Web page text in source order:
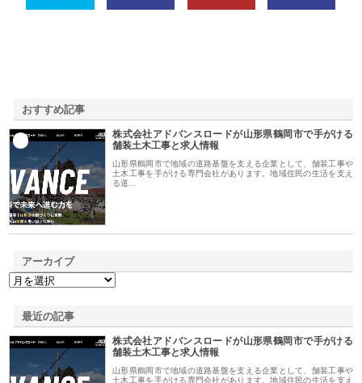
おすすめ記事
株式会社アドバンスロードが山形県鶴岡市で手がける
舗装土木工事と求人情報
山形県鶴岡市で地域の道路基盤を支える企業として、舗装工事や
土木工事を手がける専門会社があります。地域住民の生活を支え
る道…
アーカイブ
最近の記事
株式会社アドバンスロードが山形県鶴岡市で手がける
舗装土木工事と求人情報
山形県鶴岡市で地域の道路基盤を支える企業として、舗装工事や
土木工事を手がける専門会社があります。地域住民の生活を支え